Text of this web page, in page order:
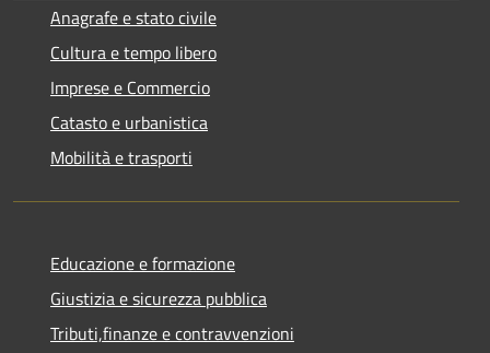
Anagrafe e stato civile
Cultura e tempo libero
Imprese e Commercio
Catasto e urbanistica
Mobilità e trasporti
Educazione e formazione
Giustizia e sicurezza pubblica
Tributi,finanze e contravvenzioni